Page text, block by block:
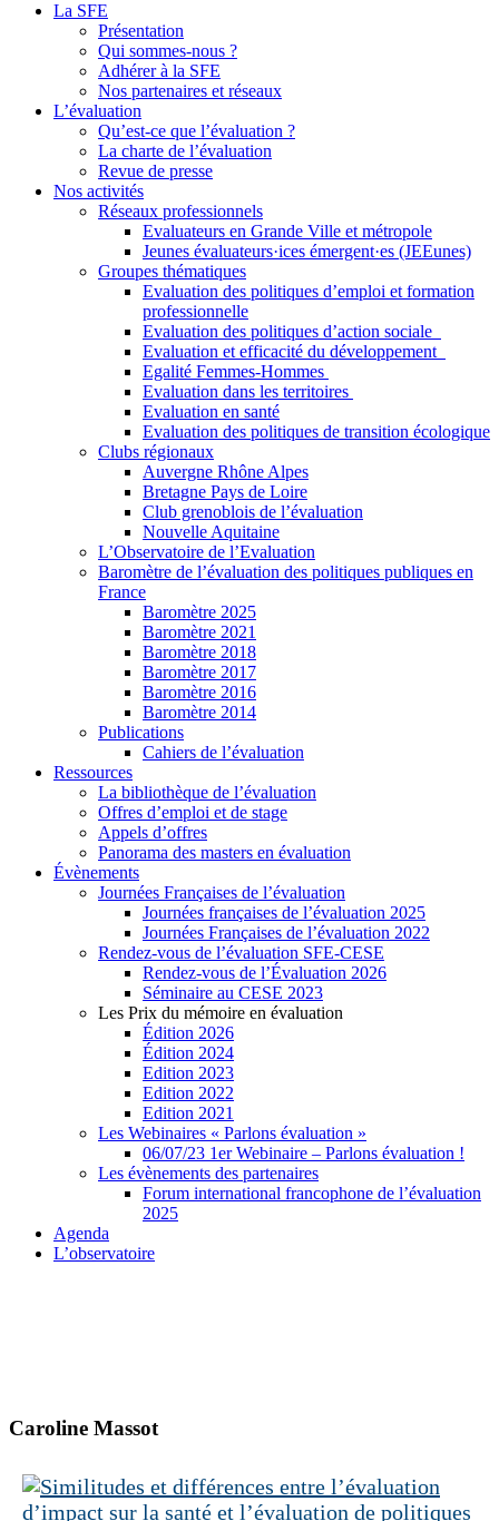
La SFE
Présentation
Qui sommes-nous ?
Adhérer à la SFE
Nos partenaires et réseaux
L’évaluation
Qu’est-ce que l’évaluation ?
La charte de l’évaluation
Revue de presse
Nos activités
Réseaux professionnels
Evaluateurs en Grande Ville et métropole
Jeunes évaluateurs·ices émergent·es (JEEunes)
Groupes thématiques
Evaluation des politiques d’emploi et formation
professionnelle
Evaluation des politiques d’action sociale
Evaluation et efficacité du développement
Egalité Femmes-Hommes
Evaluation dans les territoires
Evaluation en santé
Evaluation des politiques de transition écologique
Clubs régionaux
Auvergne Rhône Alpes
Bretagne Pays de Loire
Club grenoblois de l’évaluation
Nouvelle Aquitaine
L’Observatoire de l’Evaluation
Baromètre de l’évaluation des politiques publiques en
France
Baromètre 2025
Baromètre 2021
Baromètre 2018
Baromètre 2017
Baromètre 2016
Baromètre 2014
Publications
Cahiers de l’évaluation
Ressources
La bibliothèque de l’évaluation
Offres d’emploi et de stage
Appels d’offres
Panorama des masters en évaluation
Évènements
Journées Françaises de l’évaluation
Journées françaises de l’évaluation 2025
Journées Françaises de l’évaluation 2022
Rendez-vous de l’évaluation SFE-CESE
Rendez-vous de l’Évaluation 2026
Séminaire au CESE 2023
Les Prix du mémoire en évaluation
Édition 2026
Édition 2024
Edition 2023
Edition 2022
Edition 2021
Les Webinaires « Parlons évaluation »
06/07/23 1er Webinaire – Parlons évaluation !
Les évènements des partenaires
Forum international francophone de l’évaluation
2025
Agenda
L’observatoire
Caroline Massot